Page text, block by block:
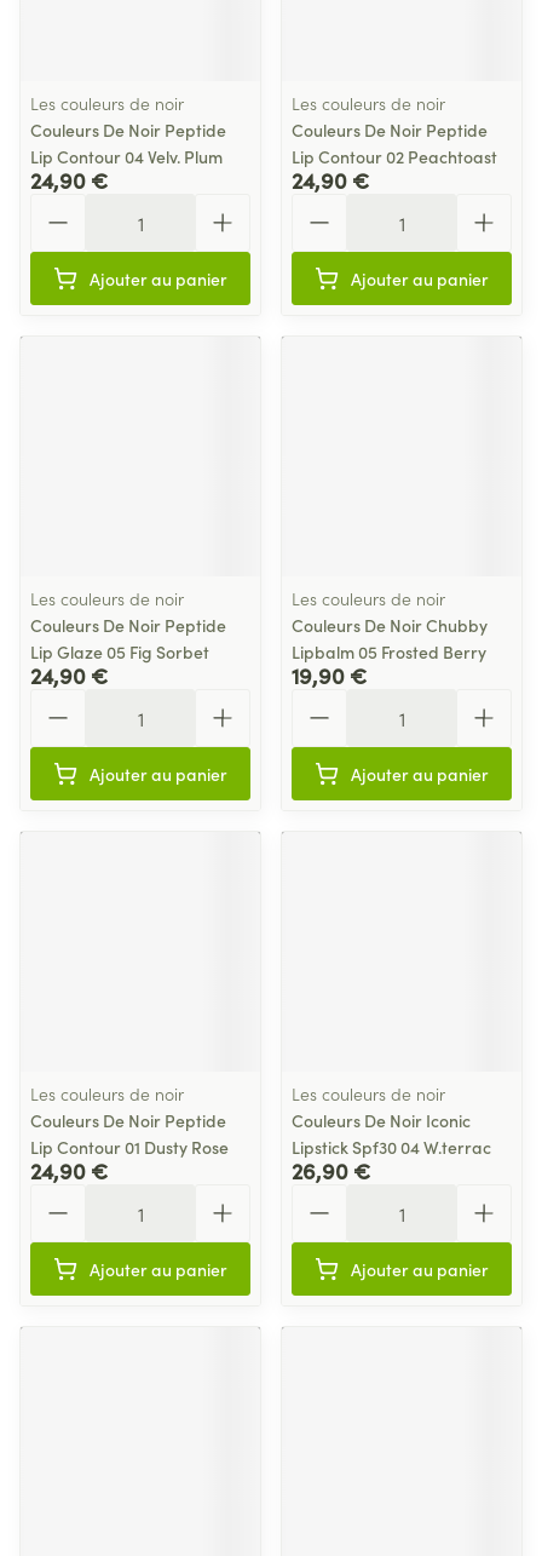
Les couleurs de noir
Couleurs De Noir Peptide
Lip Contour 04 Velv. Plum
24,90 €
Ajouter au panier
Les couleurs de noir
Couleurs De Noir Peptide
Lip Contour 02 Peachtoast
24,90 €
Ajouter au panier
Les couleurs de noir
Couleurs De Noir Peptide
Lip Glaze 05 Fig Sorbet
24,90 €
Ajouter au panier
Les couleurs de noir
Couleurs De Noir Chubby
Lipbalm 05 Frosted Berry
19,90 €
Ajouter au panier
Les couleurs de noir
Couleurs De Noir Peptide
Lip Contour 01 Dusty Rose
24,90 €
Ajouter au panier
Les couleurs de noir
Couleurs De Noir Iconic
Lipstick Spf30 04 W.terrac
26,90 €
Ajouter au panier